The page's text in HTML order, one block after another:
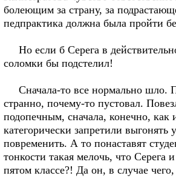
болеющим за страну, за
педпрактика должна была пройти
Но если б Серега в
соломки бы подстелил!
Сначала-то все нормально шло.
странно, почему-то пустовал.
подопечным, сначала, конечно,
категорически запретили
повременить. А то понаставят
тонкости такая мелочь, что
пятом классе?! Да он, в случае